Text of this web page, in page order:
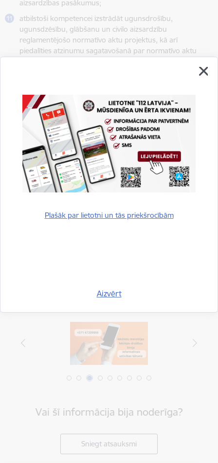
Plašāk par lietotni un tās priekšrocībām
Aizvērt
aizsardzības pasākumus;
atbilstoši kompetencei izstrādāt ugunsdrošību,
ugunsdzēsību, glābšanu un civilo aizsardzību
reglamentējošo normatīvo aktu projektus, kā arī
piedalīties atzinumu sagatavošanā par normatīvo aktu
personas un organizēt to darbību;
informēt sabiedrību ugunsdrošības un civilās aizsardzības
vākt, saglabāt un popularizēt sabiedrībā ar Latvijas
ugunsdzēsības vēsturi un mūsdienām saistītās vērtības, kā
arī sekmēt to izmantošanu sabiedrības izglītošanai;
veikt citus normatīvajos aktos noteiktos uzdevumus.
Vai šī informācija bija noderīga?
Sniegt atsauksmi